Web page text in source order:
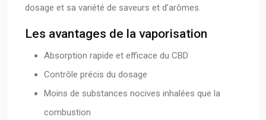
dosage et sa variété de saveurs et d’arômes.
Les avantages de la vaporisation
Absorption rapide et efficace du CBD
Contrôle précis du dosage
Moins de substances nocives inhalées que la
combustion